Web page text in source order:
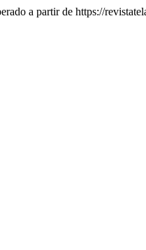
a partir de https://